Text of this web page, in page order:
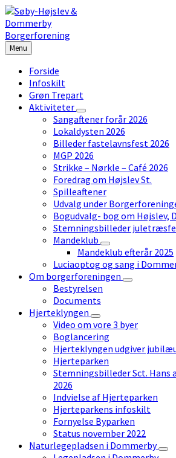
Skip
to
content
Skip
to
left
sidebar
Skip
to
footer
Menu
Forside
Infoskilt
Grøn Trepart
Aktiviteter
Sangaftener forår 2026
Lokaldysten 2026
Billeder fastelavnsfest 2026
MGP 2026
Strikke – Nørkle – Café 2026
Foredrag om Højslev St.
Spilleaftener
Udvalg under
Bogudvalg- bog om Højslev,
Stemningsbilleder
Mandeklub
Mandeklub efterår 2025
Luciaoptog og sang i
Om borgerforeningen
Bestyrelsen
Documents
Hjerteklyngen
Video om vore 3 byer
Boglancering
Hjerteklyngen udgiver
Hjerteparken
Stemningsbilleder Sct. Hans
2026
Indvielse af Hjerteparken
Hjerteparkens infoskilt
Fornyelse Byparken
Status november 2022
Naturlegepladsen i Dommerby